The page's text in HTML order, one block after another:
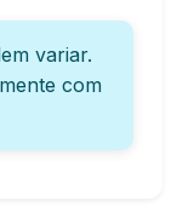
variar.
com